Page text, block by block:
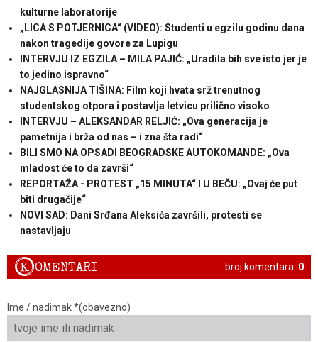
kulturne laboratorije
„LICA S POTJERNICA“ (VIDEO): Studenti u egzilu godinu dana
nakon tragedije govore za Lupigu
INTERVJU IZ EGZILA – MILA PAJIĆ: „Uradila bih sve isto jer je
to jedino ispravno“
NAJGLASNIJA TIŠINA: Film koji hvata srž trenutnog
studentskog otpora i postavlja letvicu prilično visoko
INTERVJU – ALEKSANDAR RELJIĆ: „Ova generacija je
pametnija i brža od nas – i zna šta radi“
BILI SMO NA OPSADI BEOGRADSKE AUTOKOMANDE: „Ova
mladost će to da završi“
REPORTAŽA - PROTEST „15 MINUTA“ I U BEČU: „Ovaj će put
biti drugačije“
NOVI SAD: Dani Srđana Aleksića završili, protesti se
nastavljaju
broj komentara: 0
KOMENTARI
Ime / nadimak *(obavezno)